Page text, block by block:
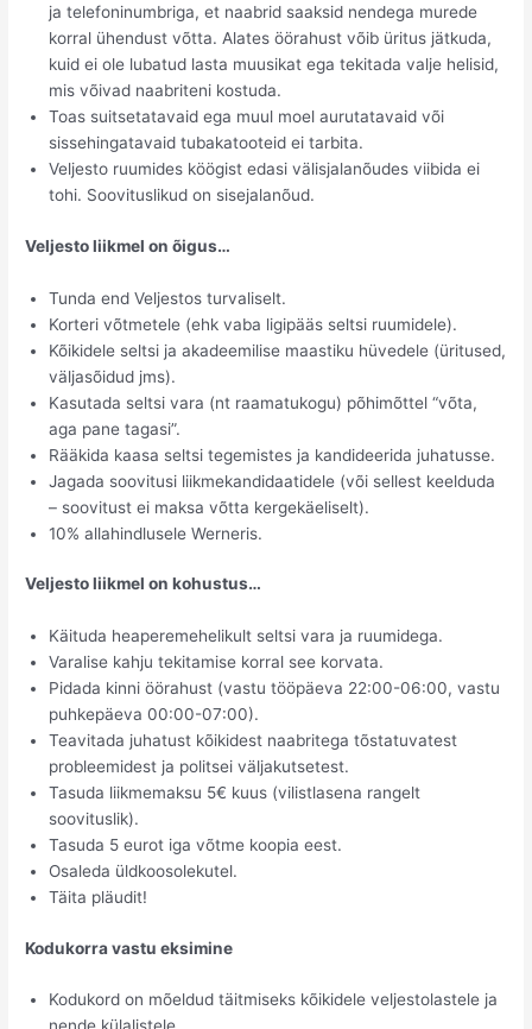
ja telefoninumbriga, et naabrid saaksid nendega murede
korral ühendust võtta. Alates öörahust võib üritus jätkuda,
kuid ei ole lubatud lasta muusikat ega tekitada valje helisid,
mis võivad naabriteni kostuda.
Toas suitsetatavaid ega muul moel aurutatavaid või
sissehingatavaid tubakatooteid ei tarbita.
Veljesto ruumides köögist edasi välisjalanõudes viibida ei
tohi. Soovituslikud on sisejalanõud.
Veljesto liikmel on õigus…
Tunda end Veljestos turvaliselt.
Korteri võtmetele (ehk vaba ligipääs seltsi ruumidele).
Kõikidele seltsi ja akadeemilise maastiku hüvedele (üritused,
väljasõidud jms).
Kasutada seltsi vara (nt raamatukogu) põhimõttel “võta,
aga pane tagasi”.
Rääkida kaasa seltsi tegemistes ja kandideerida juhatusse.
Jagada soovitusi liikmekandidaatidele (või sellest keelduda
– soovitust ei maksa võtta kergekäeliselt).
10% allahindlusele Werneris.
Veljesto liikmel on kohustus…
Käituda heaperemehelikult seltsi vara ja ruumidega.
Varalise kahju tekitamise korral see korvata.
Pidada kinni öörahust (vastu tööpäeva 22:00-06:00, vastu
puhkepäeva 00:00-07:00).
Teavitada juhatust kõikidest naabritega tõstatuvatest
probleemidest ja politsei väljakutsetest.
Tasuda liikmemaksu 5€ kuus (vilistlasena rangelt
soovituslik).
Tasuda 5 eurot iga võtme koopia eest.
Osaleda üldkoosolekutel.
Täita pläudit!
Kodukorra vastu eksimine
Kodukord on mõeldud täitmiseks kõikidele veljestolastele ja